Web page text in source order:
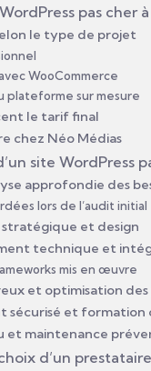
pas cher à
le type de projet
WooCommerce
plateforme sur mesure
le tarif final
chez Néo Médias
site WordPress
approfondie des
lors de l’audit initial
et design
technique et
mis en œuvre
et optimisation
sécurisé et formation
et maintenance
d’un